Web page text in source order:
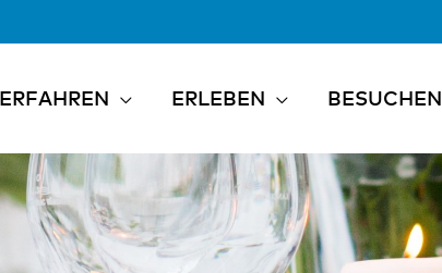
ERFAHREN ERLEBEN BESUCHEN